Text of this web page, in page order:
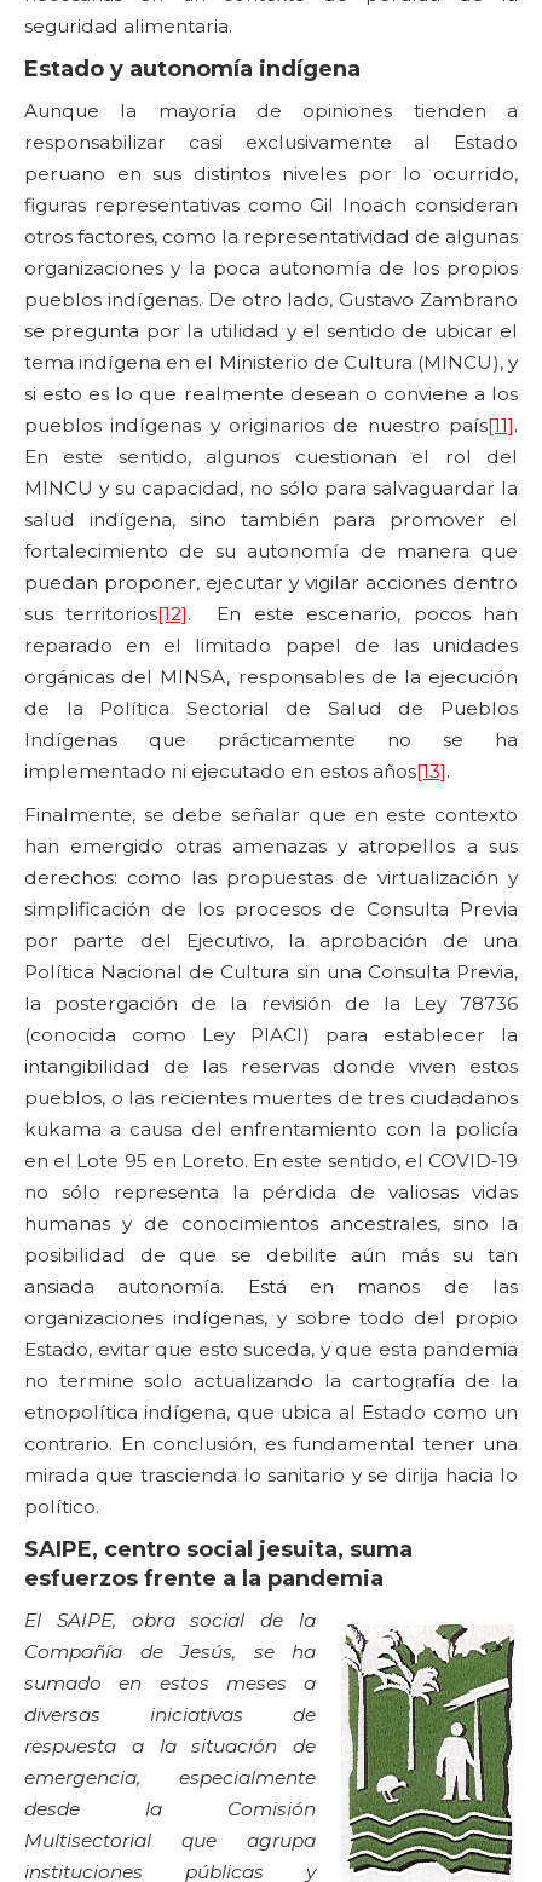
seguridad alimentaria.
Estado y autonomía indígena
Aunque la mayoría de opiniones tienden a
responsabilizar casi exclusivamente al Estado
peruano en sus distintos niveles por lo ocurrido,
figuras representativas como Gil Inoach consideran
otros factores, como la representatividad de algunas
organizaciones y la poca autonomía de los propios
pueblos indígenas. De otro lado, Gustavo Zambrano
se pregunta por la utilidad y el sentido de ubicar el
tema indígena en el Ministerio de Cultura (MINCU), y
si esto es lo que realmente desean o conviene a los
pueblos indígenas y originarios de nuestro país[11].
En este sentido, algunos cuestionan el rol del
MINCU y su capacidad, no sólo para salvaguardar la
salud indígena, sino también para promover el
fortalecimiento de su autonomía de manera que
puedan proponer, ejecutar y vigilar acciones dentro
sus territorios[12]. En este escenario, pocos han
reparado en el limitado papel de las unidades
orgánicas del MINSA, responsables de la ejecución
de la Política Sectorial de Salud de Pueblos
Indígenas que prácticamente no se ha
implementado ni ejecutado en estos años[13].
Finalmente, se debe señalar que en este contexto
han emergido otras amenazas y atropellos a sus
derechos: como las propuestas de virtualización y
simplificación de los procesos de Consulta Previa
por parte del Ejecutivo, la aprobación de una
Política Nacional de Cultura sin una Consulta Previa,
la postergación de la revisión de la Ley 78736
(conocida como Ley PIACI) para establecer la
intangibilidad de las reservas donde viven estos
pueblos, o las recientes muertes de tres ciudadanos
kukama a causa del enfrentamiento con la policía
en el Lote 95 en Loreto. En este sentido, el COVID-19
no sólo representa la pérdida de valiosas vidas
humanas y de conocimientos ancestrales, sino la
posibilidad de que se debilite aún más su tan
ansiada autonomía. Está en manos de las
organizaciones indígenas, y sobre todo del propio
Estado, evitar que esto suceda, y que esta pandemia
no termine solo actualizando la cartografía de la
etnopolítica indígena, que ubica al Estado como un
contrario. En conclusión, es fundamental tener una
mirada que trascienda lo sanitario y se dirija hacia lo
político.
SAIPE, centro social jesuita, suma
esfuerzos frente a la pandemia
El SAIPE, obra social de la
Compañía de Jesús, se ha
sumado en estos meses a
diversas iniciativas de
respuesta a la situación de
emergencia, especialmente
desde la Comisión
Multisectorial que agrupa
instituciones públicas y